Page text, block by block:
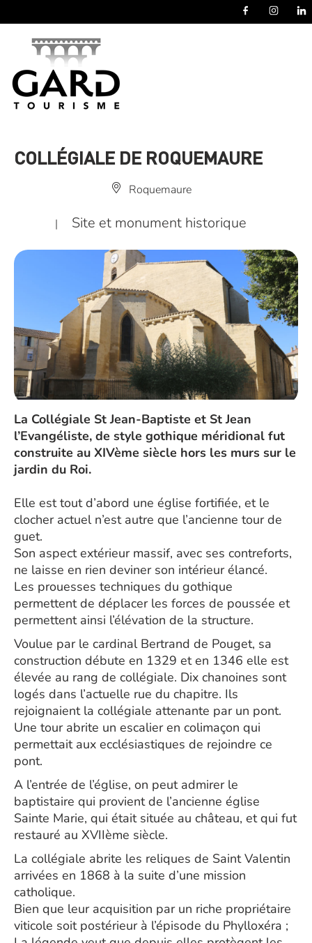
COLLÉGIALE DE ROQUEMAURE
Roquemaure
| Site et monument historique
La Collégiale St Jean-Baptiste et St Jean
l’Evangéliste, de style gothique méridional fut
construite au XIVème siècle hors les murs sur le
jardin du Roi.
Elle est tout d’abord une église fortifiée, et le
clocher actuel n’est autre que l’ancienne tour de
guet.
Son aspect extérieur massif, avec ses contreforts,
ne laisse en rien deviner son intérieur élancé.
Les prouesses techniques du gothique
permettent de déplacer les forces de poussée et
permettent ainsi l’élévation de la structure.
Voulue par le cardinal Bertrand de Pouget, sa
construction débute en 1329 et en 1346 elle est
élevée au rang de collégiale. Dix chanoines sont
logés dans l’actuelle rue du chapitre. Ils
rejoignaient la collégiale attenante par un pont.
Une tour abrite un escalier en colimaçon qui
permettait aux ecclésiastiques de rejoindre ce
pont.
A l’entrée de l’église, on peut admirer le
baptistaire qui provient de l’ancienne église
Sainte Marie, qui était située au château, et qui fut
restauré au XVIIème siècle.
La collégiale abrite les reliques de Saint Valentin
arrivées en 1868 à la suite d’une mission
catholique.
Bien que leur acquisition par un riche propriétaire
viticole soit postérieur à l’épisode du Phylloxéra ;